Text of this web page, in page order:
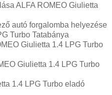
ALFA ROMEO Giulietta
autó forgalomba helyezése
Turbo Tatabánya
Giulietta 1.4 LPG Turbo
Giulietta 1.4 LPG Turbo
1.4 LPG Turbo eladó